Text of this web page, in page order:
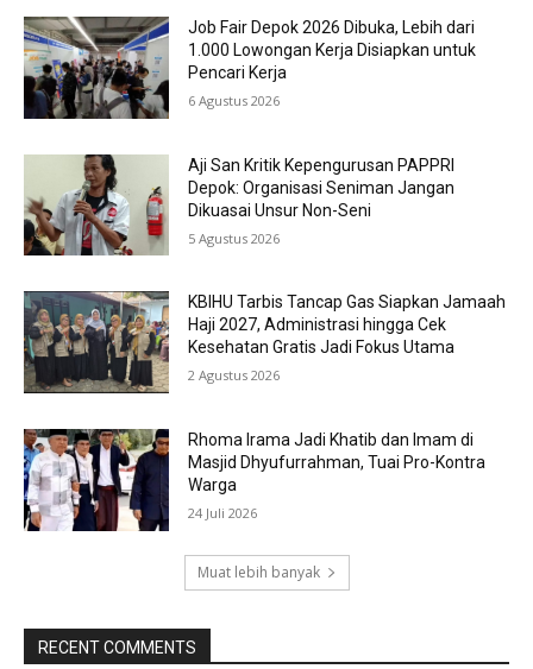
Job Fair Depok 2026 Dibuka, Lebih dari
1.000 Lowongan Kerja Disiapkan untuk
Pencari Kerja
6 Agustus 2026
Aji San Kritik Kepengurusan PAPPRI
Depok: Organisasi Seniman Jangan
Dikuasai Unsur Non-Seni
5 Agustus 2026
KBIHU Tarbis Tancap Gas Siapkan Jamaah
Haji 2027, Administrasi hingga Cek
Kesehatan Gratis Jadi Fokus Utama
2 Agustus 2026
Rhoma Irama Jadi Khatib dan Imam di
Masjid Dhyufurrahman, Tuai Pro-Kontra
Warga
24 Juli 2026
Muat lebih banyak
RECENT COMMENTS